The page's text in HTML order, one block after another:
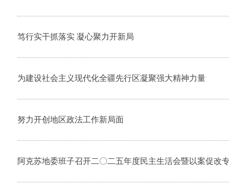
笃行实干抓落实 凝心聚力开新局
为建设社会主义现代化全疆先行区凝聚强大精神力量
努力开创地区政法工作新局面
阿克苏地委班子召开二〇二五年度民主生活会暨以案促改